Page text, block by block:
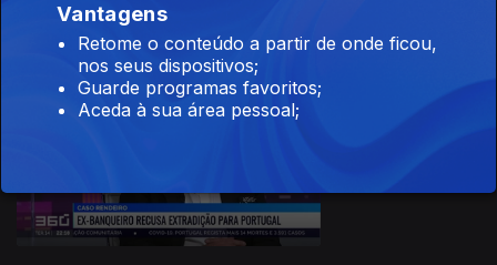
Vantagens
Retome o conteúdo a partir de onde ficou,
nos seus dispositivos;
Guarde programas favoritos;
Aceda à sua área pessoal;